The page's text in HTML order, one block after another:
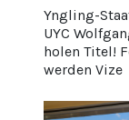
Yngling-
UYC
holen Titel!
werden Vize